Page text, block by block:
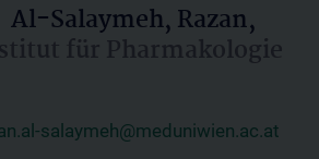
Al-Salaymeh, Razan,
für Pharmakologie
salaymeh@meduniwien.ac.at